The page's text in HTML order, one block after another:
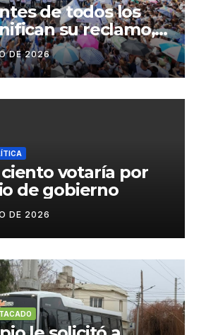
de todos los
su reclamo,
movilizan
DE 2026
ciento votaría por
de gobierno
DE 2026